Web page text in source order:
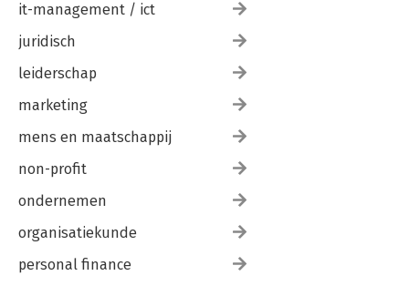
it-management / ict
juridisch
leiderschap
marketing
mens en maatschappij
non-profit
ondernemen
organisatiekunde
personal finance